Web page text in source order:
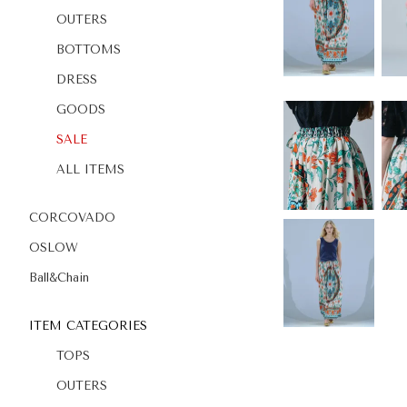
OUTERS
BOTTOMS
DRESS
GOODS
SALE
ALL ITEMS
CORCOVADO
OSLOW
Ball&Chain
ITEM CATEGORIES
TOPS
OUTERS